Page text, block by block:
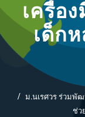
เครื่อ
เด็ก
ม.นเรศวร ร่วมพั
ช่ว